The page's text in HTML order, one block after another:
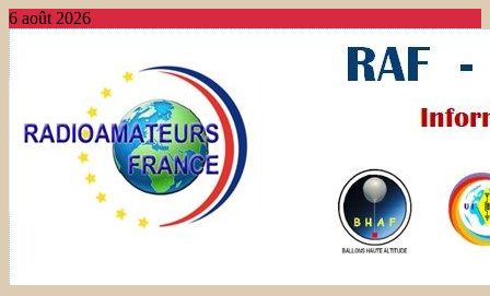
6 août 2026